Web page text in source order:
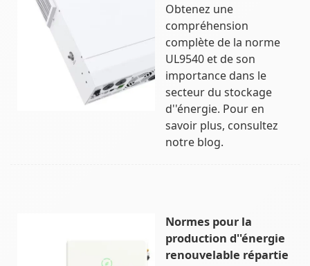
Obtenez une
compréhension
complète de la norme
UL9540 et de son
importance dans le
secteur du stockage
d''énergie. Pour en
savoir plus, consultez
notre blog.
Normes pour la
production d''énergie
renouvelable répartie